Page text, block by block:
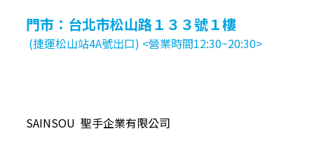
門市：台北市松山路１３３號１樓
(捷運松山站4A號出口) <營業時間12:30~20:30>
SAINSOU 聖手企業有限公司